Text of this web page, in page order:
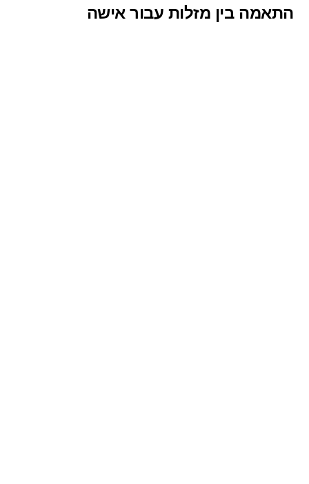
התאמה בין מזלות עבור אישה